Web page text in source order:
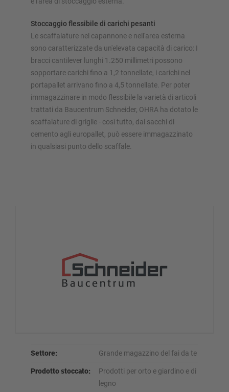
Stoccaggio flessibile di carichi pesanti
Le scaffalature nel capannone e nell'area esterna
sono caratterizzate da un'elevata capacità di carico: I
bracci cantilever lunghi 1.250 millimetri possono
sopportare carichi fino a 1,2 tonnellate, i carichi nel
portapallet arrivano fino a 4,5 tonnellate. Per poter
immagazzinare in modo flessibile la varietà di articoli
trattati da Baucentrum Schneider, OHRA ha dotato le
scaffalature di griglie - così tutto, dai sacchi di
cemento agli europallet, può essere immagazzinato
in qualsiasi punto dello scaffale.
Settore: Grande magazzino del fai da te
Prodotto stoccato:
Prodotti per orto e giardino e di
legno